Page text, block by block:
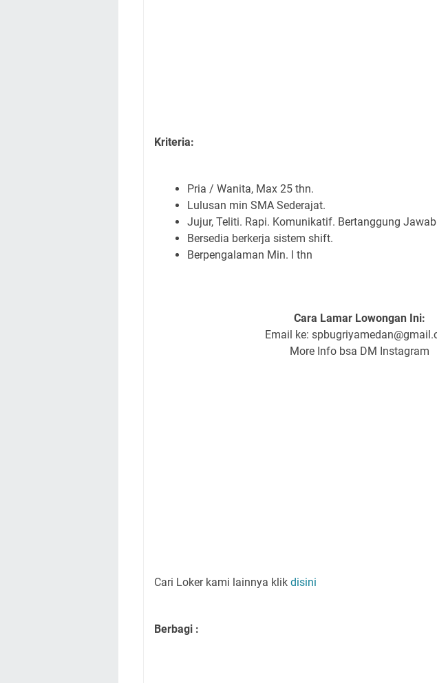
Kriteria:
Pria / Wanita, Max 25 thn.
Lulusan min SMA Sederajat.
Jujur, Teliti. Rapi. Komunikatif. Bertanggung
Bersedia berkerja sistem shift.
Berpengalaman Min. l thn
Cara Lamar Lowongan Ini:
Email ke:
More Info bsa DM Instagram
Cari Loker kami lainnya klik disini
Berbagi :